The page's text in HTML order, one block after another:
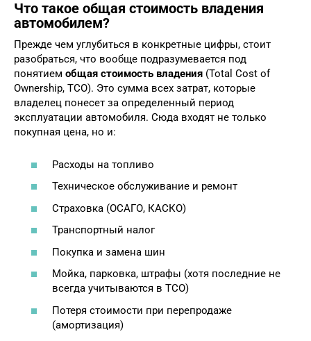
Что такое общая стоимость владения
автомобилем?
Прежде чем углубиться в конкретные цифры, стоит
разобраться, что вообще подразумевается под
понятием общая стоимость владения (Total Cost of
Ownership, TCO). Это сумма всех затрат, которые
владелец понесет за определенный период
эксплуатации автомобиля. Сюда входят не только
покупная цена, но и:
Расходы на топливо
Техническое обслуживание и ремонт
Страховка (ОСАГО, КАСКО)
Транспортный налог
Покупка и замена шин
Мойка, парковка, штрафы (хотя последние не
всегда учитываются в TCO)
Потеря стоимости при перепродаже
(амортизация)